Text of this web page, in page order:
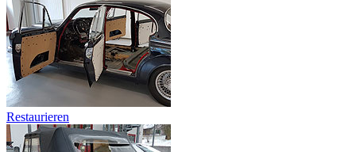
Restaurieren